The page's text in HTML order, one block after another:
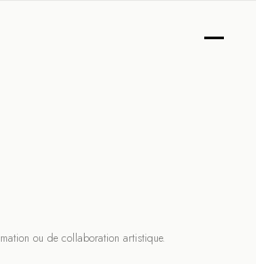
ou de collaboration artistique.